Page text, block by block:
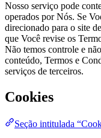
Nosso serviço pode
operados por Nós. Se
direcionado para o site
que Você revise os
Não temos controle e
conteúdo, Termos e
serviços de terceiros.
Cookies
Seção intitulada